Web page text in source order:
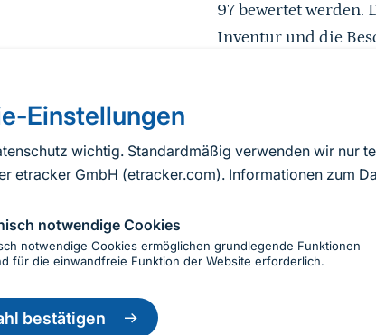
Einstellungen
wichtig. Standardmäßig verwenden wir nur
etracker GmbH (etracker.com). Informationen zum
notwendige Cookies
notwendige Cookies ermöglichen grundlegende Funktionen
für die einwandfreie Funktion der Website erforderlich.
bestätigen
Einwilligung
zurückziehen
97 bewertet werden.
Inventur und die
Bestandssituation
Säugetiere sind
zur Seite